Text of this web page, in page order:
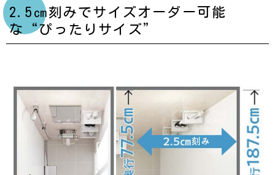
2.5㎝刻みでサイズオーダー可能
な“ぴったりサイズ”